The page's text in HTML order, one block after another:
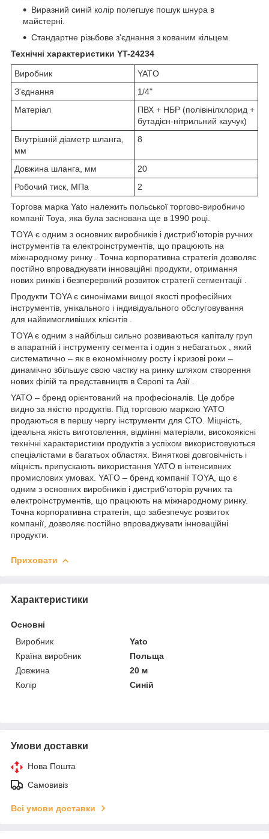
Виразний синій колір полегшує пошук шнура в
майстерні.
Стандартне різьбове з'єднання з кованим кільцем.
Технічні характеристики YT-24234
Виробник
YATO
З'єднання
1/4"
Матеріал
ПВХ + НБР (полівінілхлорид +
бутадієн-нітрильний каучук)
Внутрішній діаметр шланга,
мм
8
Довжина шланга, мм
20
Робочий тиск, МПа
2
Торгова марка Yato належить польської торгово-виробничо
компанії Toya, яка була заснована ще в 1990 році.
TOYA є одним з основних виробників і дистриб'юторів ручних
інструментів та електроінструментів, що працюють на
міжнародному ринку . Точна корпоративна стратегія дозволяє
постійно впроваджувати інноваційні продукти, отримання
нових ринків і безперервний розвиток стратегії сегментації .
Продукти TOYA є синонімами вищої якості професійних
інструментів, унікального і індивідуального обслуговування
для найвимогливіших клієнтів .
TOYA є одним з найбільш сильно розвиваються капіталу груп
в апаратній і інструменту сегмента і один з небагатьох , який
систематично – як в економічному росту і кризові роки –
динамічно збільшує свою частку на ринку шляхом створення
нових філій та представництв в Європі та Азії .
YATO – бренд орієнтований на професіоналів. Це добре
видно за якістю продуктів. Під торговою маркою YATO
продаються в першу чергу інструменти для СТО. Міцність,
ідеальна якість виготовлення, відмінні матеріали, високоякісні
технічні характеристики продуктів з успіхом використовуються
спеціалістами в багатьох областях. Виняткові довговічність і
міцність припускають використання YATO в інтенсивних
промислових умовах. YATO – бренд компанії TOYA, що є
одним з основних виробників і дистриб'юторів ручних та
електроінструментів, що працюють на міжнародному ринку.
Точна корпоративна стратегія, що забезпечує розвиток
компанії, дозволяє постійно впроваджувати інноваційні
продукти.
Приховати
Характеристики
Основні
Виробник
Yato
Країна виробник
Польща
Довжина
20 м
Колір
Синій
Умови доставки
Нова Пошта
Самовивіз
Всі умови доставки